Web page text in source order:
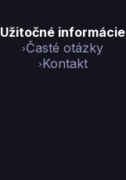
Užitočné informácie
Časté otázky
Kontakt